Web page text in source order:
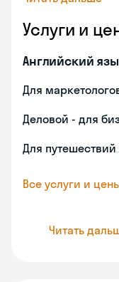
Услуги и
Английский
Для
Деловой - для
Для путешествий
Все услуги и
Читать